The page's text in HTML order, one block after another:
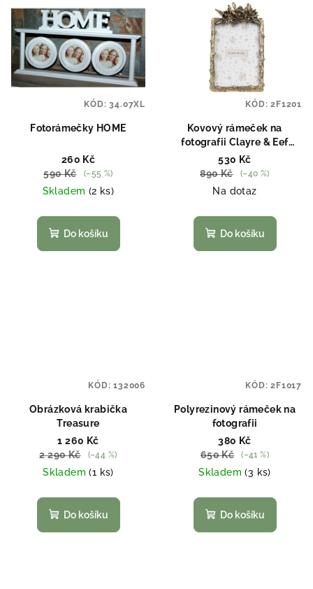
Fotorámečky HOME
260 Kč
590 Kč
(–55 %)
Skladem (2 ks)
Do košíku
KÓD:34.07XL
Kovový rámeček na
fotografii Clayre & Eef
2F1201
530 Kč
890 Kč
(–40 %)
Na dotaz
Do košíku
KÓD:2F1201
Obrázková krabička
Treasure
1 260 Kč
2 290 Kč
(–44 %)
Skladem(1 ks)
Do košíku
KÓD:132006
Polyrezinový rámeček na
fotografii
380 Kč
650 Kč
(–41 %)
Skladem(3 ks)
Do košíku
KÓD:2F1017